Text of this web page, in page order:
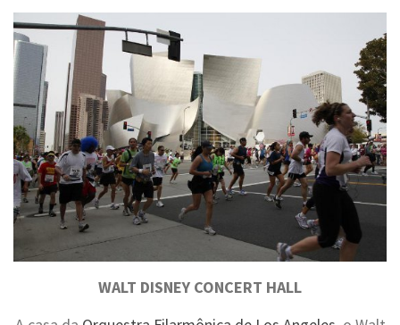
WALT DISNEY CONCERT HALL